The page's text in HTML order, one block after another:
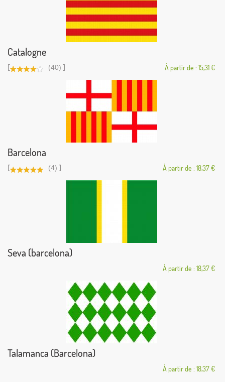
Catalogne
[ (40) ] À partir de : 15,31 €
Barcelona
[ (4) ] À partir de : 18,37 €
Seva (barcelona)
À partir de : 18,37 €
Talamanca (Barcelona)
À partir de : 18,37 €